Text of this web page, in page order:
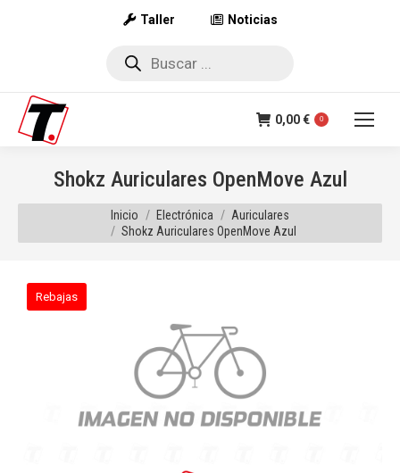
Taller Noticias
Búsqueda
0,00€ 0
Shokz Auriculares OpenMove Azul
Estás aquí:
Inicio Electrónica
Auriculares
Shokz Auriculares OpenMove Azul
Rebajas